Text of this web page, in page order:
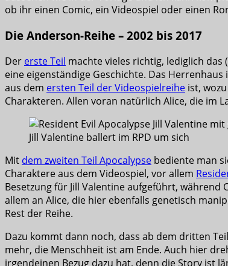
ob ihr einen Comic, ein Videospiel oder einen
Die Anderson-Reihe – 2002 bis 2017
Der erste Teil machte vieles richtig, lediglich
eine eigenständige Geschichte. Das
aus dem ersten Teil der Videospielreihe ist,
Charakteren. Allen voran natürlich Alice, die im
Jill Valentine ballert im RPD um sich
Mit dem zweiten Teil Apocalypse bediente man
Charaktere aus dem Videospiel, vor allem
Besetzung für Jill Valentine aufgeführt, während
allem an Alice, die hier ebenfalls genetisch
Rest der Reihe.
Dazu kommt dann noch, dass ab dem dritten
mehr, die Menschheit ist am Ende. Auch hier
irgendeinen Bezug dazu hat, denn die Story ist